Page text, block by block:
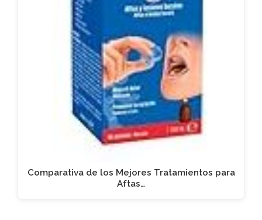
Comparativa de los Mejores Tratamientos para
Aftas…